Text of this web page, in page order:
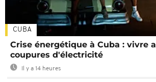
CUBA
Crise énergétique à Cuba : vivre
coupures d'électricité
Il y a 14 heures